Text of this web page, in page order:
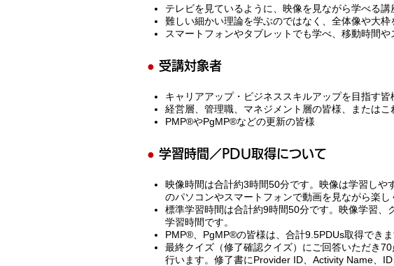
テレビを見ているように、映像を見ながら学べる講
難しい細かい理論を学ぶのではなく、全体像や大枠
スマートフォンやタブレットでも学べ、移動時間や
● 受講対象者
キャリアアップ・ビジネススキルアップを目指す皆
経営層、管理職、マネジメント層の皆様、またはこ
PMP®やPgMP®などの更新の皆様
● 学習時間／PDU取得について
映像時間は合計約3時間50分です。映像は学習し
のパソコンやスマートフォンで動画を見ながら楽し
標準学習時間は合計約9時間50分です。映像学習
学習時間です。
PMP®、PgMP®の皆様は、合計9.5PDUs取得でき
最終クイズ（修了確認クイズ）にご回答いただき
行います。修了書にProvider ID、Activity Name、